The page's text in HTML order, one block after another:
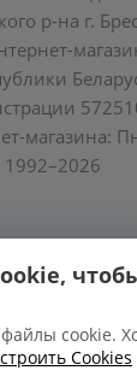
р-на г.
магазина:
защите прав
activity/
тел.
cookie.
Cookies